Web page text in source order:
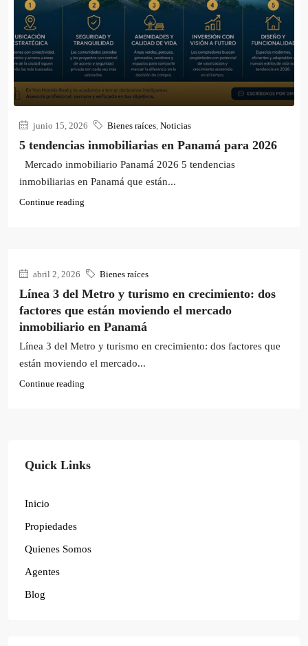
junio 15, 2026 Bienes raíces, Noticias
5 tendencias inmobiliarias en Panamá para 2026
Mercado inmobiliario Panamá 2026 5 tendencias
inmobiliarias en Panamá que están...
Continue reading
abril 2, 2026 Bienes raíces
Línea 3 del Metro y turismo en crecimiento: dos
factores que están moviendo el mercado
inmobiliario en Panamá
Línea 3 del Metro y turismo en crecimiento: dos factores que
están moviendo el mercado...
Continue reading
Quick Links
Inicio
Propiedades
Quienes Somos
Agentes
Blog